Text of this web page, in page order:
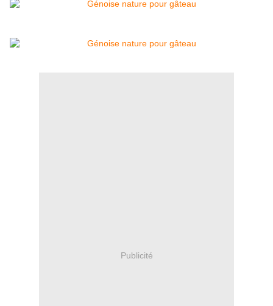
Publicité